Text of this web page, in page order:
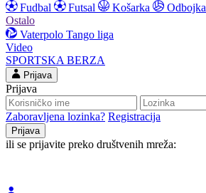
Fudbal
Futsal Košarka Odbojka
Ostalo
Vaterpolo Tango liga
Video
SPORTSKA BERZA
Prijava
Prijava
Zaboravljena lozinka? Registracija
ili se prijavite preko društvenih mreža: